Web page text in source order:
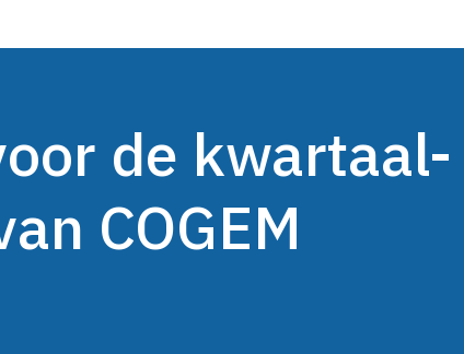
de kwartaal-
COGEM